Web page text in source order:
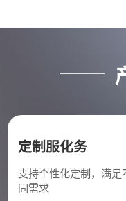
定制服化务
支持个性化定制，满足
同需求